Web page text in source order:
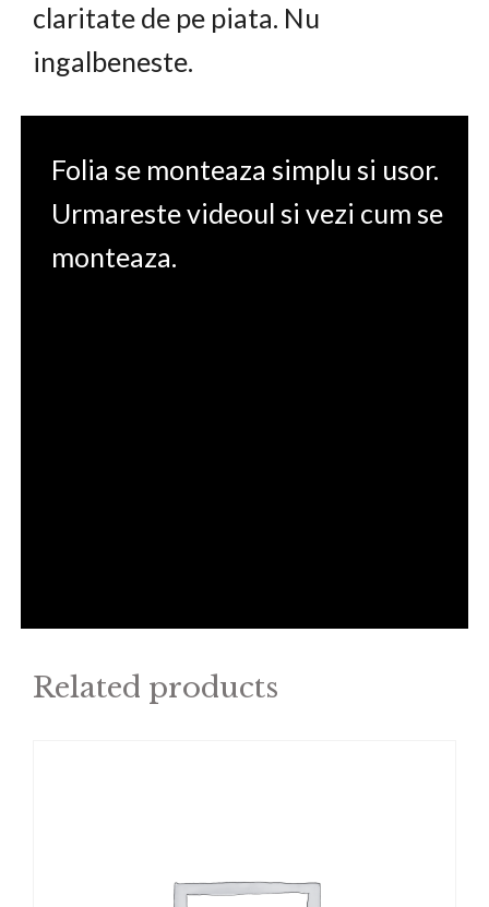
claritate de pe piata. Nu
ingalbeneste.
Folia se monteaza simplu si usor.
Urmareste videoul si vezi cum se
monteaza.
Related products